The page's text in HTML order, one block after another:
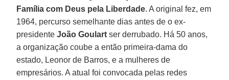
Família com Deus pela Liberdade. A original fez, em
1964, percurso semelhante dias antes de o ex-
presidenteJoão Goulart ser derrubado. Há 50 anos,
a organização coube a então primeira-dama do
estado, Leonor de Barros, e a mulheres de
empresários. A atual foi convocada pelas redes